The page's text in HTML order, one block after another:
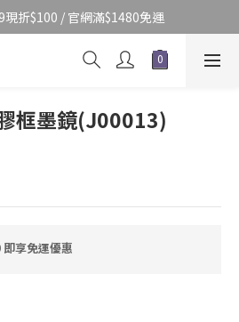
現折$100 / 官網滿$1480免運
框墨鏡(J00013)
享免運優惠